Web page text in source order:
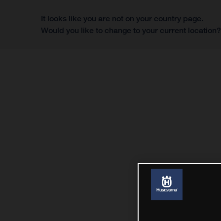
It looks like you are not on your country page.
Would you like to change to your current location?